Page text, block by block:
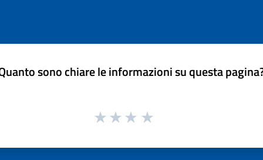
sono chiare le informazioni su questa